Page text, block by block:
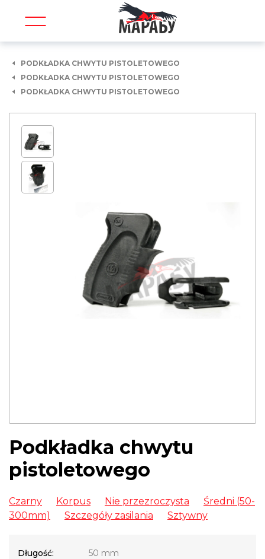
PODKŁADKA CHWYTU PISTOLETOWEGO
PODKŁADKA CHWYTU PISTOLETOWEGO
PODKŁADKA CHWYTU PISTOLETOWEGO
Podkładka chwytu
pistoletowego
Czarny Korpus Nie przezroczysta
Średni (50-
300mm)
Szczegóły zasilania Sztywny
Długość: 50 mm